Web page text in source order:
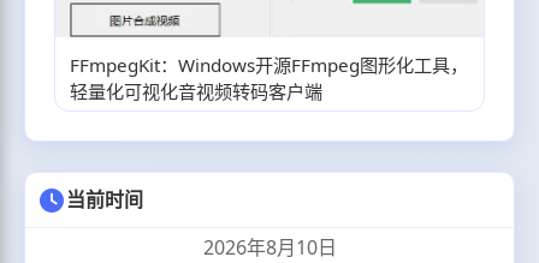
FFmpegKit：Windows开源FFmpeg图形化工具，
轻量化可视化音视频转码客户端
当前时间
2026年8月10日